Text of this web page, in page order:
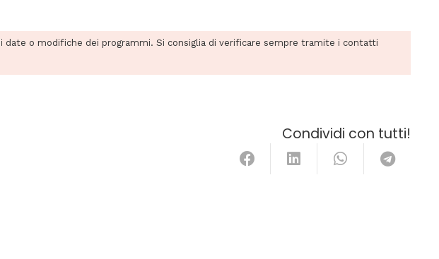
o modifiche dei programmi. Si consiglia di verificare sempre tramite i contatti
Condividi con tutti!